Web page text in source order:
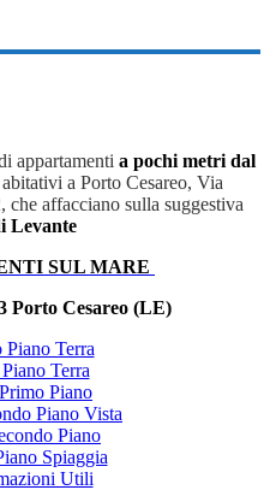
appartamenti a pochi metri dal
a Porto Cesareo, Via
affacciano sulla suggestiva
Levante
SUL MARE
Porto Cesareo (LE)
Piano Terra
Terra
Piano
Piano Vista
Piano
Spiaggia
Utili